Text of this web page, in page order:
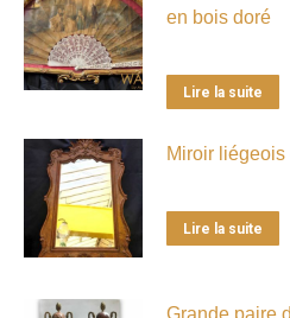
en bois doré
Lire la suite
Miroir
Lire la suite
Grande paire